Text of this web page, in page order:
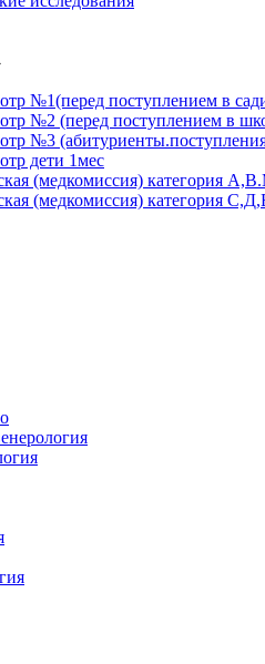
№1(перед поступлением в
№2 (перед поступлением в
№3
дети 1мес
(медкомиссия) категория
(медкомиссия) категория